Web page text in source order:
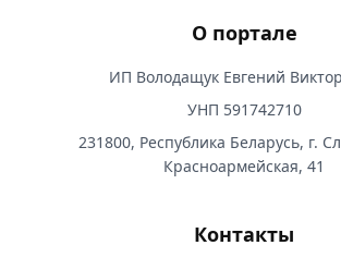
О портале
ИП Володащук Евгений
УНП 591742710
231800, Республика Беларусь, г.
Красноармейская, 41
Контакты